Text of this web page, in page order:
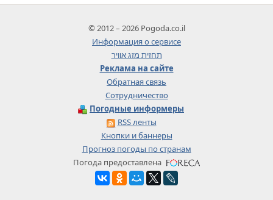
© 2012 – 2026 Pogoda.co.il
Информация о сервисе
תחזית מזג אוויר
Реклама на сайте
Обратная связь
Сотрудничество
Погодные информеры
RSS ленты
Кнопки и баннеры
Прогноз погоды по странам
Погода предоставлена